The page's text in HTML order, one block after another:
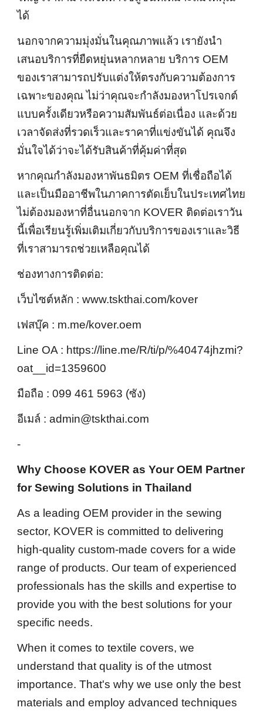
ได้
นอกจากความมุ่งมั่นในคุณภาพแล้ว เรายังนำ
เสนอบริการที่ยืดหยุ่นหลากหลาย บริการ OEM
ของเราสามารถปรับแต่งให้ตรงกับความต้องการ
เฉพาะของคุณ ไม่ว่าคุณจะกำลังมองหาโปรเจกต์
แบบครั้งเดียวหรือความสัมพันธ์ต่อเนื่อง และด้วย
เวลาจัดส่งที่รวดเร็วและราคาที่แข่งขันได้ คุณจึง
มั่นใจได้ว่าจะได้รับสินค้าที่คุ้มค่าที่สุด
หากคุณกำลังมองหาพันธมิตร OEM ที่เชื่อถือได้
และเป็นมืออาชีพในภาคการตัดเย็บในประเทศไทย
ไม่ต้องมองหาที่อื่นนอกจาก KOVER ติดต่อเราวัน
นี้เพื่อเรียนรู้เพิ่มเติมเกี่ยวกับบริการของเราและวิธี
ที่เราสามารถช่วยเหลือคุณได้
ช่องทางการติดต่อ:
เว็บไซต์หลัก : www.tskthai.com/kover
เฟสบุ๊ค : m.me/kover.oem
Line OA : https://line.me/R/ti/p/%40474jhzmi?
oat__id=1359600
มือถือ : 099 461 5963 (ซัง)
อีเมล์ : admin@tskthai.com
-
Why Choose KOVER as Your OEM Partner
for Sewing Solutions in Thailand
As a leading OEM provider in the sewing
sector, KOVER is committed to delivering
high-quality custom-made covers for a wide
range of products. Our team of experienced
professionals has the skills and expertise to
provide you with the best solutions for your
specific needs.
When it comes to textile covers, we
understand that quality is of the utmost
importance. That's why we use only the best
materials and employ advanced techniques